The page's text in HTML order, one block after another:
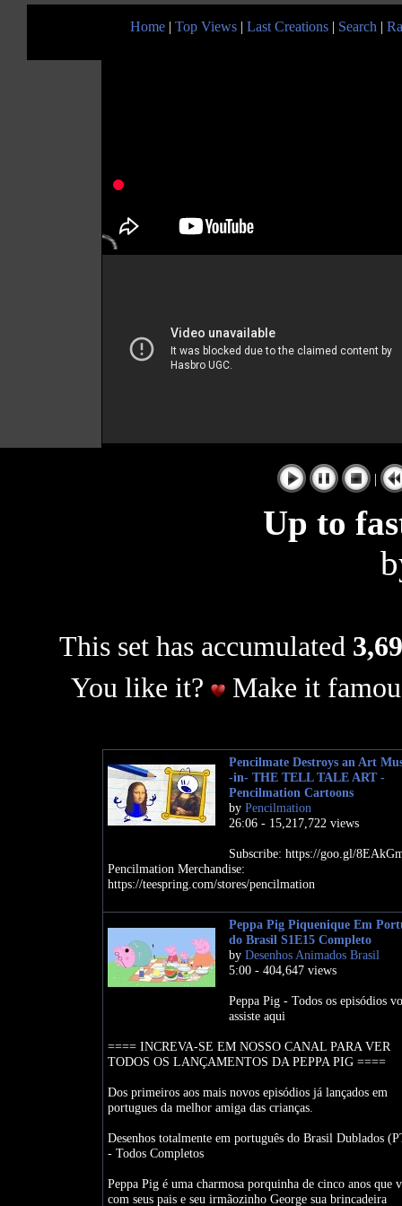
Home | Top Views | Last Creations | Search |
|
Up to
This set has accumulated
You like it?
Make it
Pencilmate Destroys an Art
-in- THE TELL TALE ART -
Pencilmation Cartoons
by Pencilmation
26:06 - 15,217,722 views
Subscribe: https://goo.gl/
Pencilmation Merchandise:
https://teespring.com/stores/pencilmation
Peppa Pig Piquenique Em
do Brasil S1E15 Completo
by Desenhos Animados Brasil
5:00 - 404,647 views
Peppa Pig - Todos os episódios
assiste aqui
==== INCREVA-SE EM NOSSO CANAL PARA VER
TODOS OS LANÇAMENTOS DA PEPPA PIG ====
Dos primeiros aos mais novos episódios já lançados em
portugues da melhor amiga das crianças.
Desenhos totalmente em português do Brasil Dublados
- Todos Completos
Peppa Pig é uma charmosa porquinha de cinco anos que
com seus pais e seu irmãozinho George sua brincadeira